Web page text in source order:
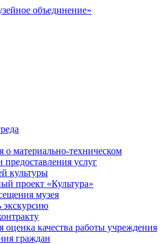
материально-техническом
предоставления услуг
культуры
проект «Культура»
музея
экскурсию
оценка качества работы учреждения
граждан